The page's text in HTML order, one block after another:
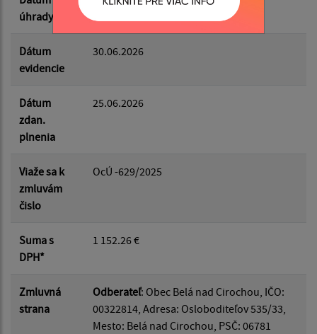
úhrady
Dátum
evidencie
30.06.2026
Dátum
zdan.
plnenia
25.06.2026
Viaže sa k
zmluvám
čislo
OcÚ -629/2025
Suma s
DPH*
1 152.26 €
Zmluvná
strana
Odberateľ: Obec Belá nad Cirochou, IČO:
00322814, Adresa: Osloboditeľov 535/33,
Mesto: Belá nad Cirochou, PSČ: 06781